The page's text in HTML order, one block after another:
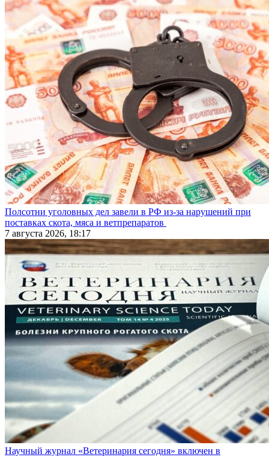
Полсотни уголовных дел завели в РФ из-за нарушений при
поставках скота, мяса и ветпрепаратов
7 августа 2026, 18:17
Научный журнал «Ветеринария сегодня» включен в